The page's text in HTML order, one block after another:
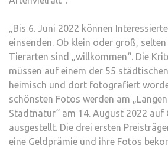
„Bis 6. Juni 2022 können
einsenden. Ob klein oder groß,
Tierarten sind „willkommen“. Die
müssen auf einem der 55
heimisch und dort fotografiert
schönsten Fotos werden am
Stadtnatur“ am 14. August 2022 auf
ausgestellt. Die drei ersten
eine Geldprämie und ihre Fotos